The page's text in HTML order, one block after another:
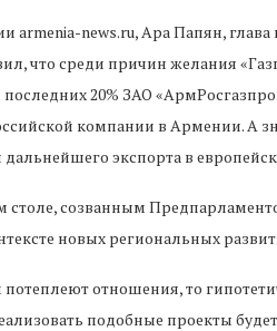
armenia-news.ru, Ара Папян, глава
что среди причин желания
20% ЗАО
компании в Армении. А
экспорта в
созванным
новых региональных
отношения, то
подобные проекты